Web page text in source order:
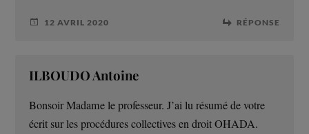
12 AVRIL 2020 RÉPONSE
ILBOUDO Antoine
Bonsoir Madame le professeur. J’ai lu résumé de votre
écrit sur les procédures collectives en droit OHADA.